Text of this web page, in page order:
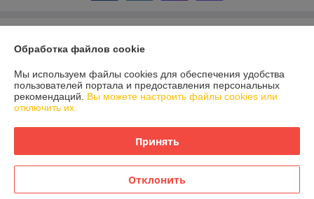
Минск, ул. Мержинского 8-11
Регистрационный номер ЕГР: 192945661
Регистрационный орган: Минский горисполком
Местонахождение книги жалоб и предложений: Минск, Солтыса 108
(магазина по данному адресу нет)
Обработка файлов cookie
Мы используем файлы cookies для обеспечения удобства
пользователей портала и предоставления персональных
рекомендаций. Вы можете настроить файлы cookies или
отключить их.
Принять
Отклонить